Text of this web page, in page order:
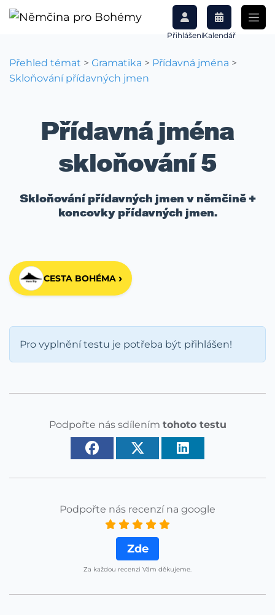
PřihlášeníKalendář
Přehled témat > Gramatika > Přídavná jména >
Skloňování přídavných jmen
Přídavná jména
skloňování 5
Skloňování přídavných jmen v němčině +
koncovky přídavných jmen.
CESTA BOHÉMA ›
Pro vyplnění testu je potřeba být přihlášen!
Podpořte nás sdílením tohoto testu
Podpořte nás recenzí na google
Zde
Za každou recenzi Vám děkujeme.